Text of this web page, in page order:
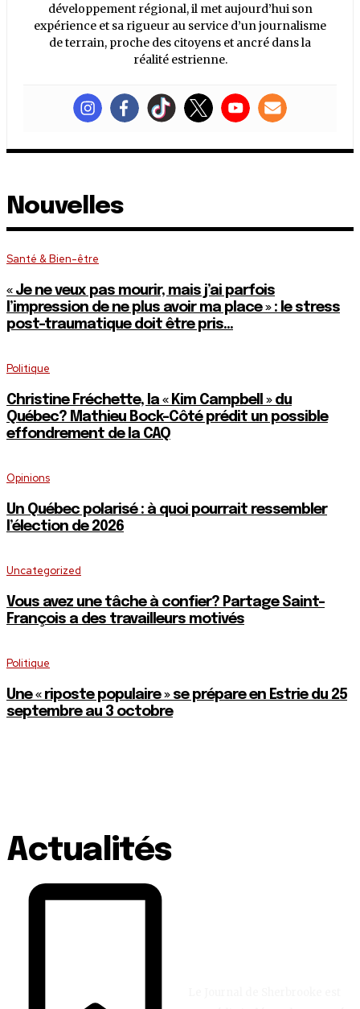
développement régional, il met aujourd’hui son
expérience et sa rigueur au service d’un journalisme
de terrain, proche des citoyens et ancré dans la
réalité estrienne.
Nouvelles
Santé & Bien-être
« Je ne veux pas mourir, mais j’ai parfois
l’impression de ne plus avoir ma place » : le stress
post-traumatique doit être pris...
Politique
Christine Fréchette, la « Kim Campbell » du
Québec? Mathieu Bock-Côté prédit un possible
effondrement de la CAQ
Opinions
Un Québec polarisé : à quoi pourrait ressembler
l’élection de 2026
Uncategorized
Vous avez une tâche à confier? Partage Saint-
François a des travailleurs motivés
Politique
Une « riposte populaire » se prépare en Estrie du 25
septembre au 3 octobre
Actualités